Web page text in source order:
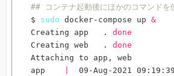
## コンテナ起動後にほかのコマンド
$ sudo docker-compose up &
Creating app
. done
Creating web
. done
Attaching to app, web
app
09-Aug-2021 09:19:39